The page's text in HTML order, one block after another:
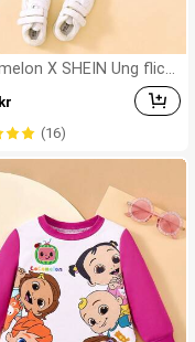
X SHEIN Ung flick
bästa vänner regnb
brevtryck blå sö
kr
(16)